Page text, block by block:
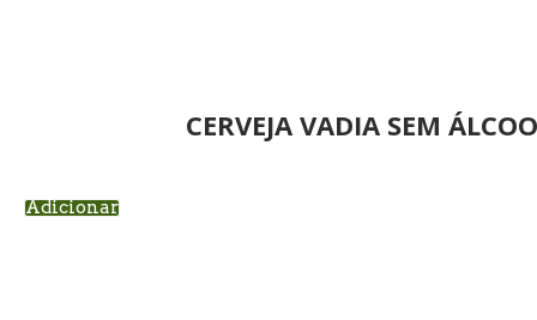
CERVEJA VADIA SEM
Adicionar